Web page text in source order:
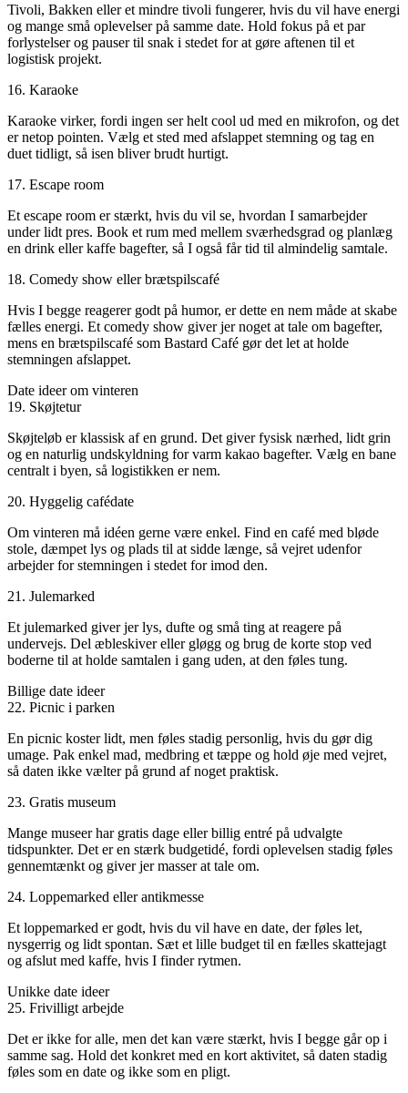
Tivoli, Bakken eller et mindre tivoli fungerer, hvis du vil have energi
og mange små oplevelser på samme date. Hold fokus på et par
forlystelser og pauser til snak i stedet for at gøre aftenen til et
logistisk projekt.
16. Karaoke
Karaoke virker, fordi ingen ser helt cool ud med en mikrofon, og det
er netop pointen. Vælg et sted med afslappet stemning og tag en
duet tidligt, så isen bliver brudt hurtigt.
17. Escape room
Et escape room er stærkt, hvis du vil se, hvordan I samarbejder
under lidt pres. Book et rum med mellem sværhedsgrad og planlæg
en drink eller kaffe bagefter, så I også får tid til almindelig samtale.
18. Comedy show eller brætspilscafé
Hvis I begge reagerer godt på humor, er dette en nem måde at skabe
fælles energi. Et comedy show giver jer noget at tale om bagefter,
mens en brætspilscafé som Bastard Café gør det let at holde
stemningen afslappet.
Date ideer om vinteren
19. Skøjtetur
Skøjteløb er klassisk af en grund. Det giver fysisk nærhed, lidt grin
og en naturlig undskyldning for varm kakao bagefter. Vælg en bane
centralt i byen, så logistikken er nem.
20. Hyggelig cafédate
Om vinteren må idéen gerne være enkel. Find en café med bløde
stole, dæmpet lys og plads til at sidde længe, så vejret udenfor
arbejder for stemningen i stedet for imod den.
21. Julemarked
Et julemarked giver jer lys, dufte og små ting at reagere på
undervejs. Del æbleskiver eller gløgg og brug de korte stop ved
boderne til at holde samtalen i gang uden, at den føles tung.
Billige date ideer
22. Picnic i parken
En picnic koster lidt, men føles stadig personlig, hvis du gør dig
umage. Pak enkel mad, medbring et tæppe og hold øje med vejret,
så daten ikke vælter på grund af noget praktisk.
23. Gratis museum
Mange museer har gratis dage eller billig entré på udvalgte
tidspunkter. Det er en stærk budgetidé, fordi oplevelsen stadig føles
gennemtænkt og giver jer masser at tale om.
24. Loppemarked eller antikmesse
Et loppemarked er godt, hvis du vil have en date, der føles let,
nysgerrig og lidt spontan. Sæt et lille budget til en fælles skattejagt
og afslut med kaffe, hvis I finder rytmen.
Unikke date ideer
25. Frivilligt arbejde
Det er ikke for alle, men det kan være stærkt, hvis I begge går op i
samme sag. Hold det konkret med en kort aktivitet, så daten stadig
føles som en date og ikke som en pligt.